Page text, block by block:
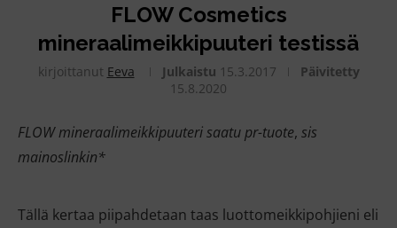
FLOW Cosmetics
mineraalimeikkipuuteri testissä
kirjoittanut Eeva Julkaistu 15.3.2017
Päivitetty
15.8.2020
FLOW mineraalimeikkipuuteri saatu pr-tuote, sis
mainoslinkin*
Tällä kertaa piipahdetaan taas luottomeikkipohjieni eli